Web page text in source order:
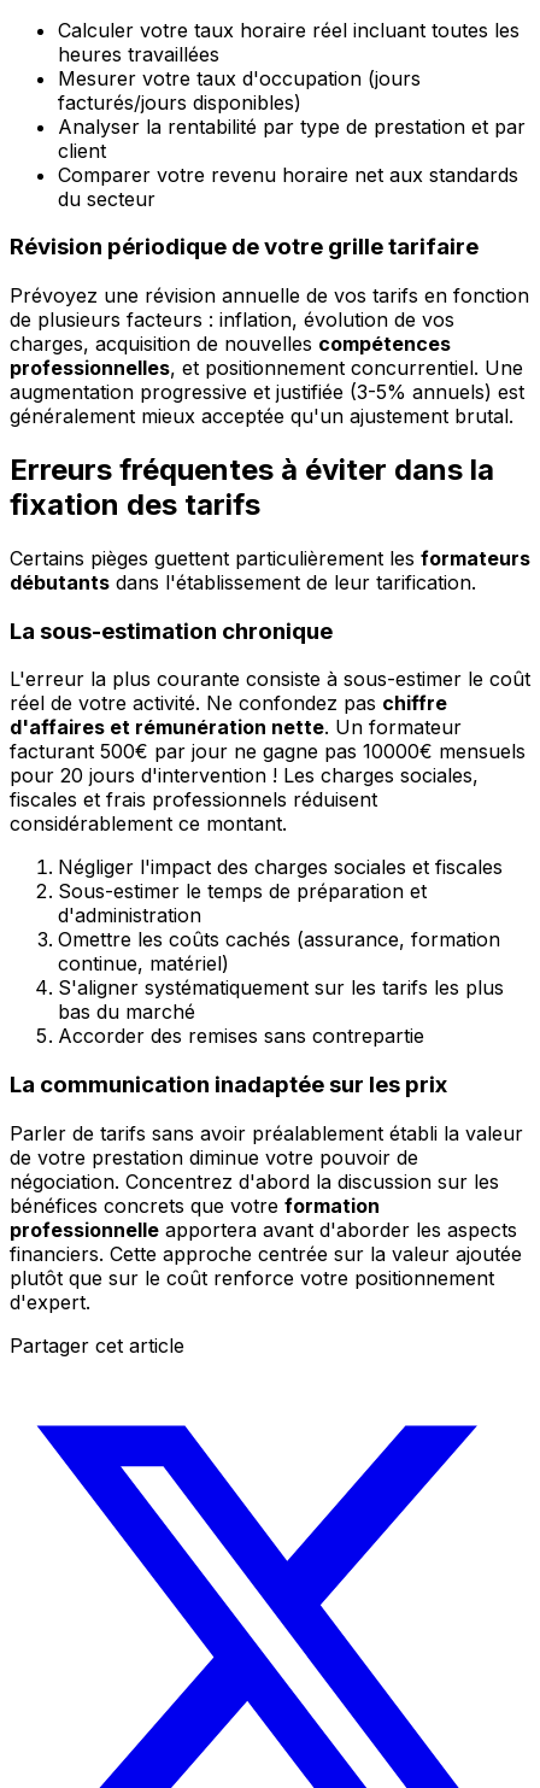
Calculer votre taux horaire réel incluant toutes les
heures travaillées
Mesurer votre taux d'occupation (jours
facturés/jours disponibles)
Analyser la rentabilité par type de prestation et par
client
Comparer votre revenu horaire net aux standards
du secteur
Révision périodique de votre grille tarifaire
Prévoyez une révision annuelle de vos tarifs en fonction
de plusieurs facteurs : inflation, évolution de vos
charges, acquisition de nouvelles compétences
professionnelles, et positionnement concurrentiel. Une
augmentation progressive et justifiée (3-5% annuels) est
généralement mieux acceptée qu'un ajustement brutal.
Erreurs fréquentes à éviter dans la
fixation des tarifs
Certains pièges guettent particulièrement les formateurs
débutants dans l'établissement de leur tarification.
La sous-estimation chronique
L'erreur la plus courante consiste à sous-estimer le coût
réel de votre activité. Ne confondez pas chiffre
d'affaires et rémunération nette. Un formateur
facturant 500€ par jour ne gagne pas 10000€ mensuels
pour 20 jours d'intervention ! Les charges sociales,
fiscales et frais professionnels réduisent
considérablement ce montant.
Négliger l'impact des charges sociales et fiscales
Sous-estimer le temps de préparation et
d'administration
Omettre les coûts cachés (assurance, formation
continue, matériel)
S'aligner systématiquement sur les tarifs les plus
bas du marché
Accorder des remises sans contrepartie
La communication inadaptée sur les prix
Parler de tarifs sans avoir préalablement établi la valeur
de votre prestation diminue votre pouvoir de
négociation. Concentrez d'abord la discussion sur les
bénéfices concrets que votre formation
professionnelle apportera avant d'aborder les aspects
financiers. Cette approche centrée sur la valeur ajoutée
plutôt que sur le coût renforce votre positionnement
d'expert.
Partager cet article